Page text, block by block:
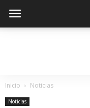
Inicio Noticias
Noticias